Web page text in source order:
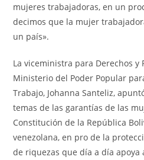
mujeres trabajadoras, en un
decimos que la mujer
un país».
La viceministra para Derechos y
Ministerio del Poder Popular
Trabajo, Johanna Santeliz,
temas de las garantías de las
Constitución de la República
venezolana, en pro de la
de riquezas que día a día apoya